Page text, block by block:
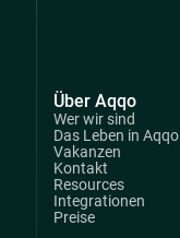
Über Aqqo
Wer wir sind
Das Leben in Aqqo
Vakanzen
Kontakt
Resources
Integrationen
Preise